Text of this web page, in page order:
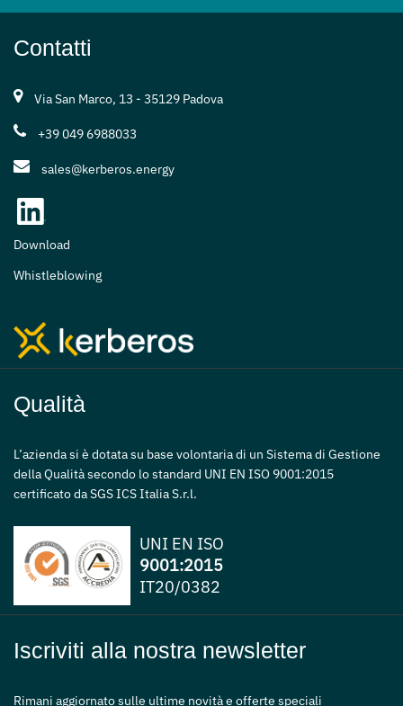
Contatti
Via San Marco, 13 - 35129 Padova
+39 049 6988033
sales@kerberos.energy
Download
Whistleblowing
Qualità
L’azienda si è dotata su base volontaria di un Sistema di Gestione
della Qualità secondo lo standard UNI EN ISO 9001:2015
certificato da SGS ICS Italia S.r.l.
UNI EN ISO
9001:2015
IT20/0382
Iscriviti alla nostra newsletter
Rimani aggiornato sulle ultime novità e offerte speciali